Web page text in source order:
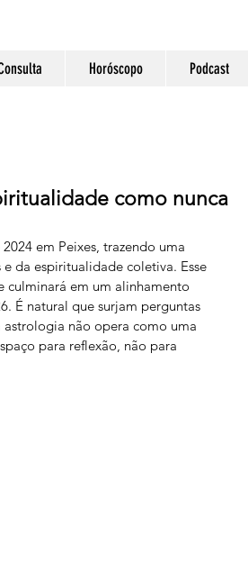
Horóscopo Podcast
como nunca
em Peixes, trazendo uma
da espiritualidade coletiva. Esse
culminará em um alinhamento
É natural que surjam perguntas
astrologia não opera como uma
para reflexão, não para